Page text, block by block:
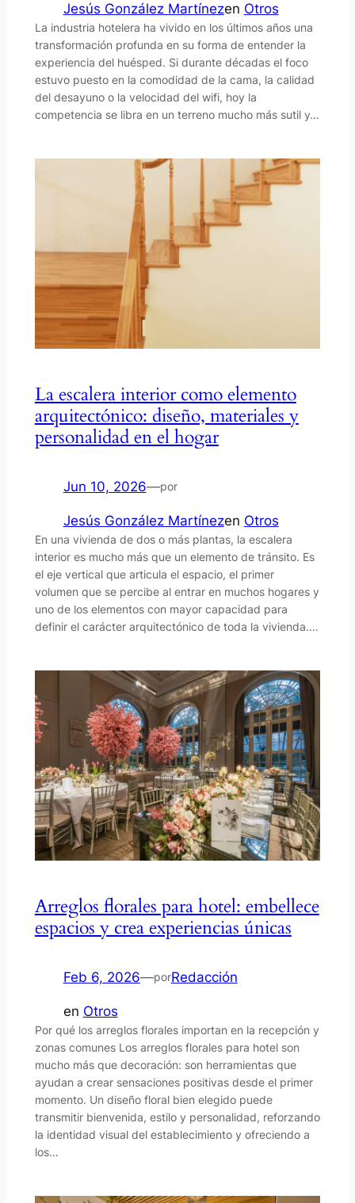
Jesús González Martínezen Otros
La industria hotelera ha vivido en los últimos años una
transformación profunda en su forma de entender la
experiencia del huésped. Si durante décadas el foco
estuvo puesto en la comodidad de la cama, la calidad
del desayuno o la velocidad del wifi, hoy la
competencia se libra en un terreno mucho más sutil y…
La escalera interior como elemento
arquitectónico: diseño, materiales y
personalidad en el hogar
Jun 10, 2026—por
Jesús González Martínezen Otros
En una vivienda de dos o más plantas, la escalera
interior es mucho más que un elemento de tránsito. Es
el eje vertical que articula el espacio, el primer
volumen que se percibe al entrar en muchos hogares y
uno de los elementos con mayor capacidad para
definir el carácter arquitectónico de toda la vivienda.…
Arreglos florales para hotel: embellece
espacios y crea experiencias únicas
Feb 6, 2026—porRedacción
en Otros
Por qué los arreglos florales importan en la recepción y
zonas comunes Los arreglos florales para hotel son
mucho más que decoración: son herramientas que
ayudan a crear sensaciones positivas desde el primer
momento. Un diseño floral bien elegido puede
transmitir bienvenida, estilo y personalidad, reforzando
la identidad visual del establecimiento y ofreciendo a
los…